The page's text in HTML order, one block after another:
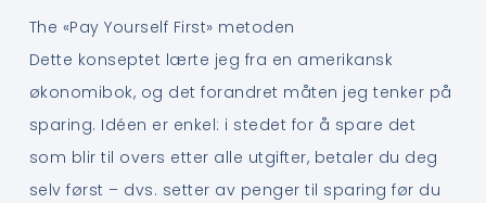
The «Pay Yourself First» metoden
Dette konseptet lærte jeg fra en amerikansk
økonomibok, og det forandret måten jeg tenker på
sparing. Idéen er enkel: i stedet for å spare det
som blir til overs etter alle utgifter, betaler du deg
selv først – dvs. setter av penger til sparing før du